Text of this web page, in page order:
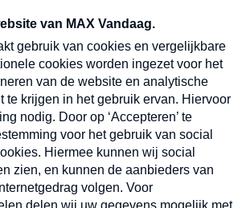
vrijdag- en dinsdagochtend in
Verzend